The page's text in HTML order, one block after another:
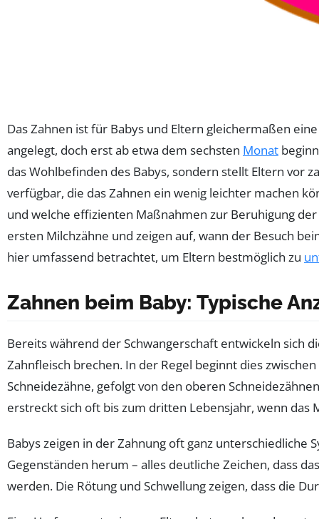
Das Zahnen ist für Babys und Eltern gleichermaßen
angelegt, doch erst ab etwa dem sechsten Monat
das Wohlbefinden des Babys, sondern stellt Eltern vor
verfügbar, die das Zahnen ein wenig leichter machen
und welche effizienten Maßnahmen zur Beruhigung
ersten Milchzähne und zeigen auf, wann der Besuch
hier umfassend betrachtet, um Eltern bestmöglich zu
Zahnen beim Baby: Typische
Bereits während der Schwangerschaft entwickeln sich
Zahnfleisch brechen. In der Regel beginnt dies
Schneidezähne, gefolgt von den oberen
erstreckt sich oft bis zum dritten Lebensjahr, wenn das
Babys zeigen in der Zahnung oft ganz
Gegenständen herum – alles deutliche Zeichen, dass
werden. Die Rötung und Schwellung zeigen, dass die